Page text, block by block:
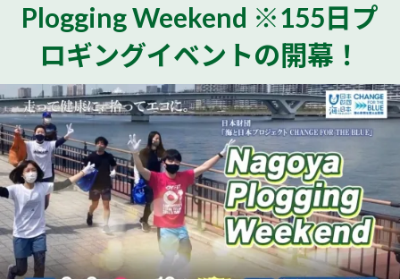
Plogging Weekend ※155日プ
ロギングイベントの開幕！